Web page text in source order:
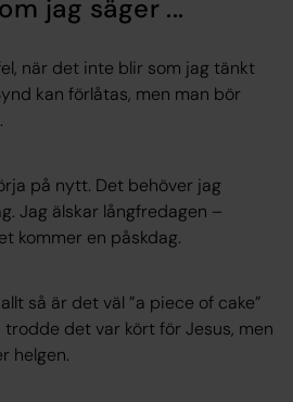
jag säger ...
när det inte blir som jag tänkt
kan förlåtas, men man bör
på nytt. Det behöver jag
Jag älskar långfredagen –
kommer en påskdag.
så är det väl ”a piece of cake”
det var kört för Jesus, men
helgen.